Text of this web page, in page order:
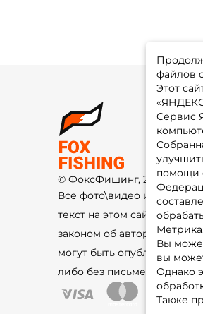
файлов
Этот
Сервис
помощи
Вы
вы
Однако
Также
© ФоксФишинг, 2009-2026
Все фото\видео
текст на этом сайте
законом об авторском
могут быть опубликованы
либо без письменного